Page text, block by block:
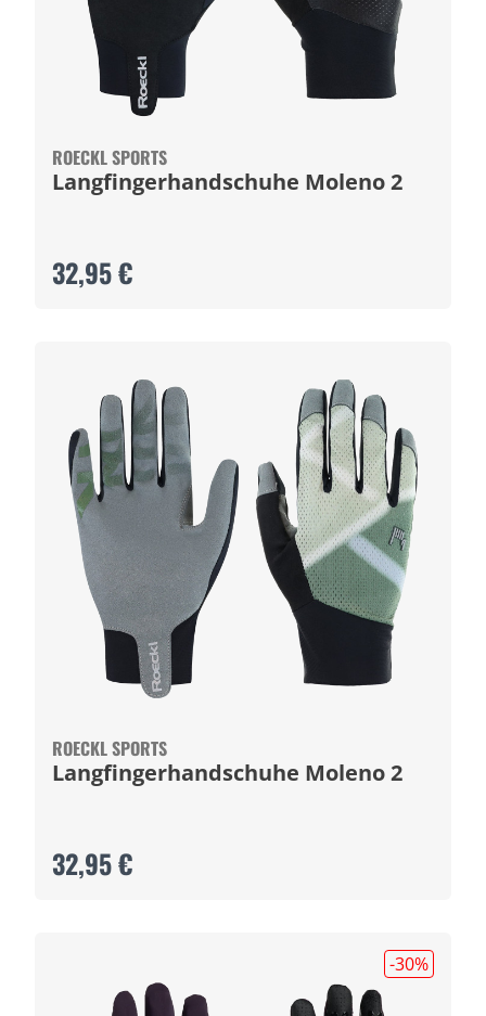
ROECKL SPORTS
Langfingerhandschuhe Moleno 2
32,95 €
ROECKL SPORTS
Langfingerhandschuhe Moleno 2
32,95 €
-30%